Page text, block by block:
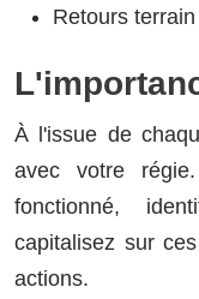
Retours
À l'issue de
avec votre
fonctionné,
capitalisez sur
actions.